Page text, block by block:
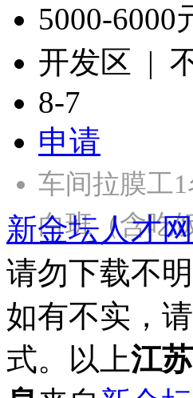
5000-6000
开发区 |
8-7
申请
车间拉膜工
白班（含吃
新金坛人才网
请勿下载不
如有不实，
式。以上江